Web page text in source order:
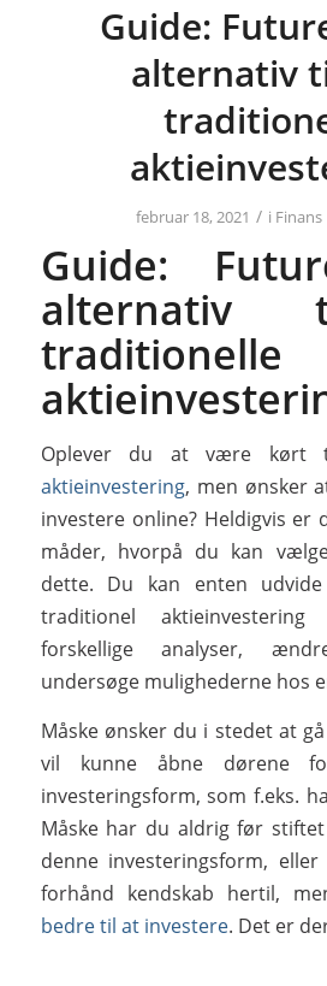
Guide:
alternativ
februar 18, 2021 / i Finans
Guide:
traditionelle
Oplever du at være kørt
aktieinvestering, men ønsker
investere online? Heldigvis er
måder, hvorpå du kan
dette. Du kan enten
traditionel
forskellige analyser,
undersøge mulighederne hos
Måske ønsker du i stedet at
vil kunne åbne dørene
investeringsform, som f.eks.
Måske har du aldrig før
denne investeringsform,
forhånd kendskab hertil,
bedre til at investere. Det er